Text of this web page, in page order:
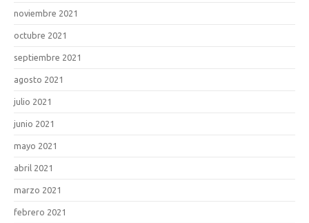
noviembre 2021
octubre 2021
septiembre 2021
agosto 2021
julio 2021
junio 2021
mayo 2021
abril 2021
marzo 2021
febrero 2021